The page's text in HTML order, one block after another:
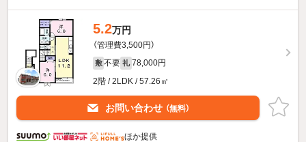
5.2万円
（管理費3,500円）
敷 不要 礼 78,000円
2階 / 2LDK / 57.26㎡
お問い合わせ （無料）
ほか提供